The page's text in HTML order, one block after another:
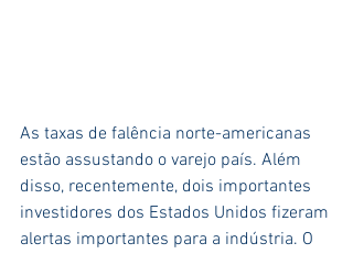
As taxas de falência norte-americanas
estão assustando o varejo país. Além
disso, recentemente, dois importantes
investidores dos Estados Unidos fizeram
alertas importantes para a indústria. O